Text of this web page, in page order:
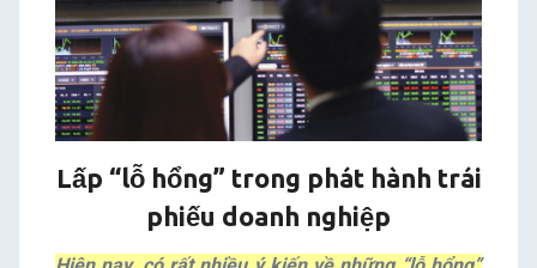
Lấp “lỗ hổng” trong phát hành trái
phiếu doanh nghiệp